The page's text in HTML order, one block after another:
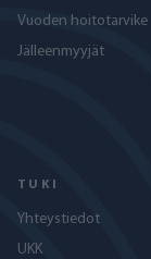
Vuoden hoitotarvike
Jälleenmyyjät
TUKI
Yhteystiedot
UKK